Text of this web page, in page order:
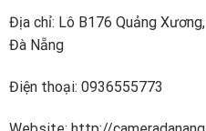
Địa chỉ: Lô B176 Quảng
Đà Nẵng
Điện thoại: 0936555773